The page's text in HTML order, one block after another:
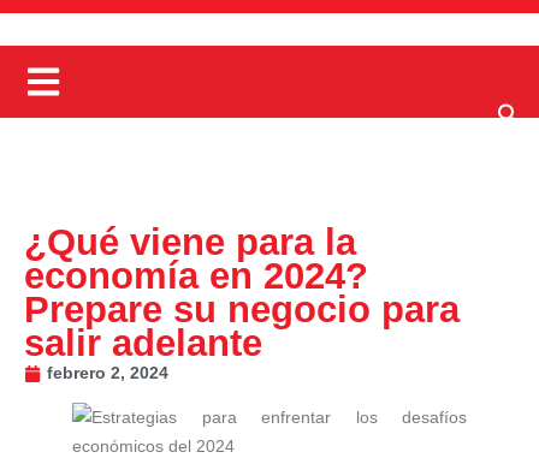
¿Qué viene para la
economía en 2024?
Prepare su negocio para
salir adelante
febrero 2, 2024